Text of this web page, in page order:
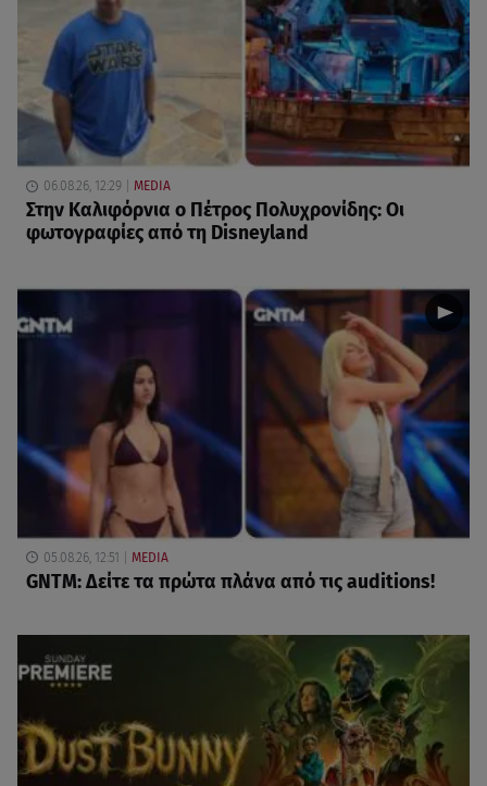
06.08.26, 12:29 MEDIA
Στην Καλιφόρνια ο Πέτρος Πολυχρονίδης: Οι
φωτογραφίες από τη Disneyland
05.08.26, 12:51 MEDIA
GNTM: Δείτε τα πρώτα πλάνα από τις auditions!